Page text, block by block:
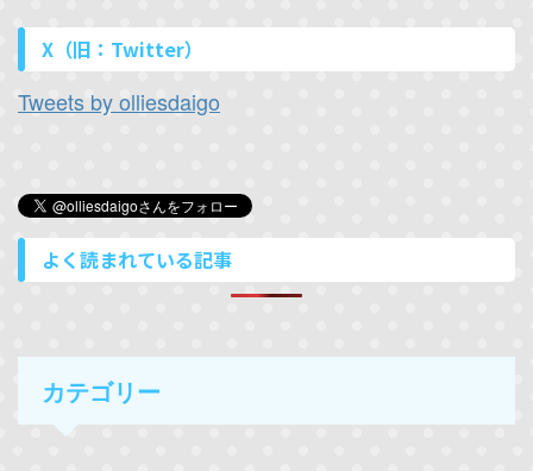
X（旧：Twitter）
Tweets by olliesdaigo
よく読まれている記事
カテゴリー